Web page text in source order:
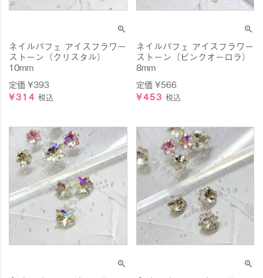
ネイルパフェ アイスフラワー
ストーン（クリスタル）
10mm
定価¥393
¥314 税込
ネイルパフェ アイスフラワー
ストーン（ピンクオーロラ）
8mm
定価 ¥566
¥453 税込